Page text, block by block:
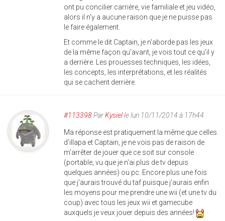
ont pu concilier carrière, vie familiale et jeu vidéo,
alors il n'y a aucune raison que je ne puisse pas
le faire également.
Et comme le dit Captain, je n'aborde pas les jeux
de la même façon qu'avant, je vois tout ce qu'il y
a derrière. Les prouesses techniques, les idées,
les concepts, les interprétations, et les réalités
qui se cachent derrière.
#113398ParKysielle lun 10/11/2014 à 17h44
Ma réponse est pratiquement la même que celles
d'illapa et Captain, je ne vois pas de raison de
m'arrêter de jouer que ce soit sur console
(portable, vu que je n'ai plus de tv depuis
quelques années) ou pc. Encore plus une fois
que j'aurais trouvé du taf puisque j'aurais enfin
les moyens pour me prendre une wii (et une tv du
coup) avec tous les jeux wii et gamecube
auxquels je veux jouer depuis des années!